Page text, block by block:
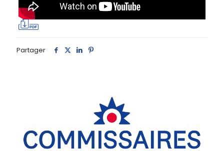
Partager